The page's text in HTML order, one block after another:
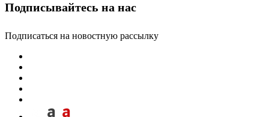
Подписывайтесь на нас
Подписаться на новостную рассылку